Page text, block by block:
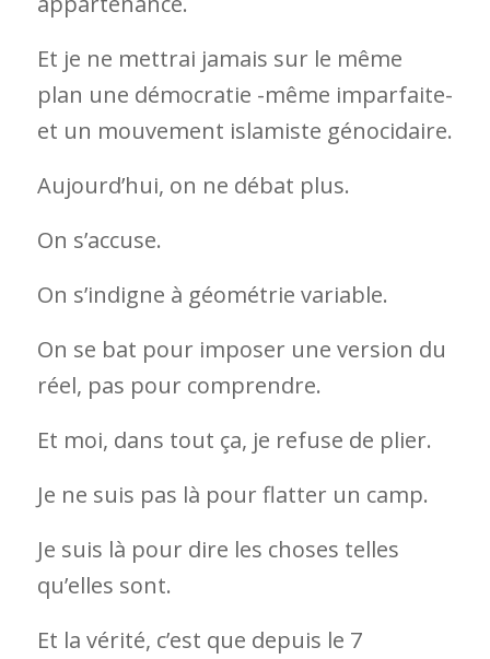
Et je ne mettrai jamais sur le même
plan une démocratie -même imparfaite-
et un mouvement islamiste génocidaire.
Aujourd’hui, on ne débat plus.
On s’accuse.
On s’indigne à géométrie variable.
On se bat pour imposer une version du
réel, pas pour comprendre.
Et moi, dans tout ça, je refuse de plier.
Je ne suis pas là pour flatter un camp.
Je suis là pour dire les choses telles
qu’elles sont.
Et la vérité, c’est que depuis le 7